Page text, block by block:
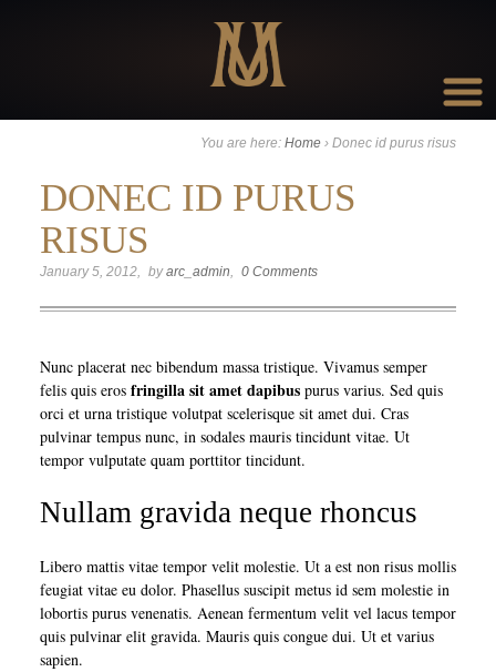
Go to:
You are here:Home ›Donec id purus risus
DONEC ID PURUS
RISUS
January 5, 2012 byarc_admin 0 Comments
Nunc placerat nec bibendum massa tristique. Vivamus semper
felis quis eros fringilla sit amet dapibuspurus varius. Sed quis
orci et urna tristique volutpat scelerisque sit amet dui. Cras
pulvinar tempus nunc, in sodales mauris tincidunt vitae. Ut
tempor vulputate quam porttitor tincidunt.
Nullam gravida neque rhoncus
Libero mattis vitae tempor velit molestie. Ut a est non risus mollis
feugiat vitae eu dolor. Phasellus suscipit metus id sem molestie in
lobortis purus venenatis. Aenean fermentum velit vel lacus tempor
quis pulvinar elit gravida. Mauris quis congue dui. Ut et varius
sapien.